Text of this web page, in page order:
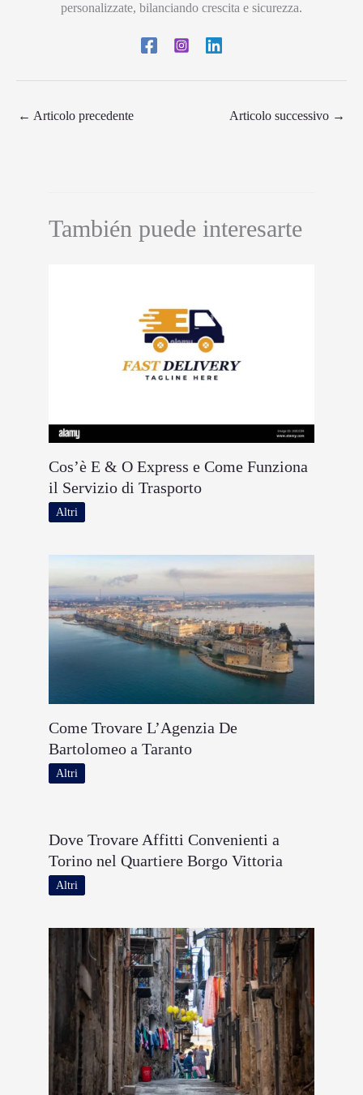
personalizzate, bilanciando crescita e sicurezza.
← Articolo precedente Articolo successivo →
También puede interesarte
Cos’è E & O Express e Come Funziona
il Servizio di Trasporto
Altri
Come Trovare L’Agenzia De
Bartolomeo a Taranto
Altri
Dove Trovare Affitti Convenienti a
Torino nel Quartiere Borgo Vittoria
Altri